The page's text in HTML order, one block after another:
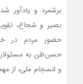
برشمرد و یادآور
بصیر و شجاع،
حضور مردم در
حسن‌ظن به
و انسجام ملی، از